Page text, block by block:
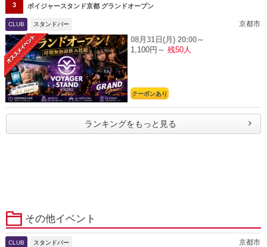
3 ボイジャースタンド京都 グランドオープン
CLUB スタンドバー 京都市
08月31日(月) 20:00～
1,100円～ 残50人
クーポンあり
ランキングをもっと見る
その他イベント
CLUB スタンドバー
京都市